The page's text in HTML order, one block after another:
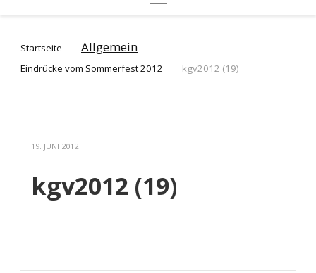
Startseite Allgemein
Eindrücke vom Sommerfest 2012 kgv2012 (19)
19. JUNI 2012
kgv2012 (19)